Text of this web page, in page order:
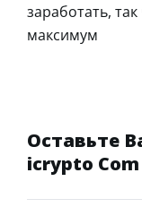
заработать,
максимум
Оставьте
icrypto Com